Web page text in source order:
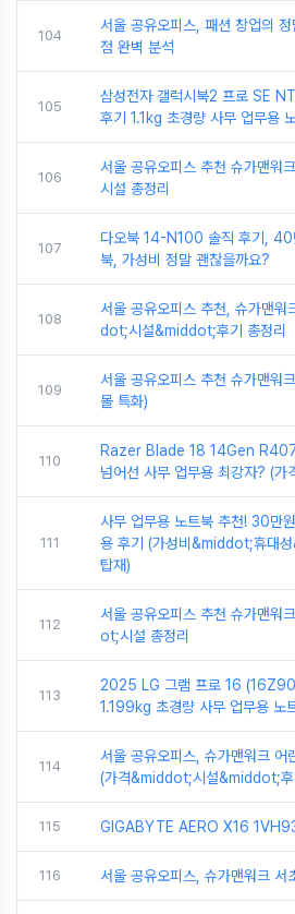
104
서울 공유오피스, 패션 창업의
점 완벽 분석
105
삼성전자 갤럭시북2 프로 SE
후기 1.1kg 초경량 사무 업무용
106
서울 공유오피스 추천 슈가맨워
시설 총정리
107
다오북 14-N100 솔직 후기, 40
북, 가성비 정말 괜찮을까요?
108
서울 공유오피스 추천, 슈가맨워
dot;시설&middot;후기 총정리
109
서울 공유오피스 추천 슈가맨워
몰 특화)
110
Razer Blade 18 14Gen
넘어선 사무 업무용 최강자? (가
111
사무 업무용 노트북 추천! 30만
용 후기 (가성비&middot;휴대
탑재)
112
서울 공유오피스 추천 슈가맨워
ot;시설 총정리
113
2025 LG 그램 프로 16
1.199kg 초경량 사무 업무용 노
114
서울 공유오피스, 슈가맨워크 어
(가격&middot;시설&middot;후
115 GIGABYTE AERO X16
116 서울 공유오피스, 슈가맨워크 서